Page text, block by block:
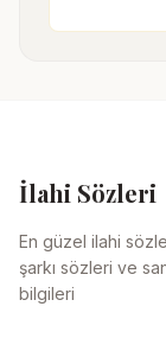
İlahi Sözleri
En güzel ilahi
şarkı sözleri ve
bilgileri